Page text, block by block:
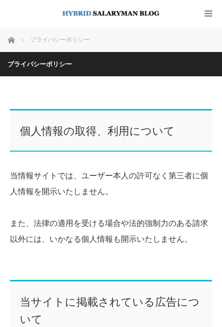
ホーム プライバシーポリシー
プライバシーポリシー
個人情報の取得、利用について
当情報サイトでは、ユーザー本人の許可なく第三者に個
人情報を開示いたしません。
また、法律の適用を受ける場合や法的強制力のある請求
以外には、いかなる個人情報も開示いたしません。
当サイトに掲載されている広告につ
いて